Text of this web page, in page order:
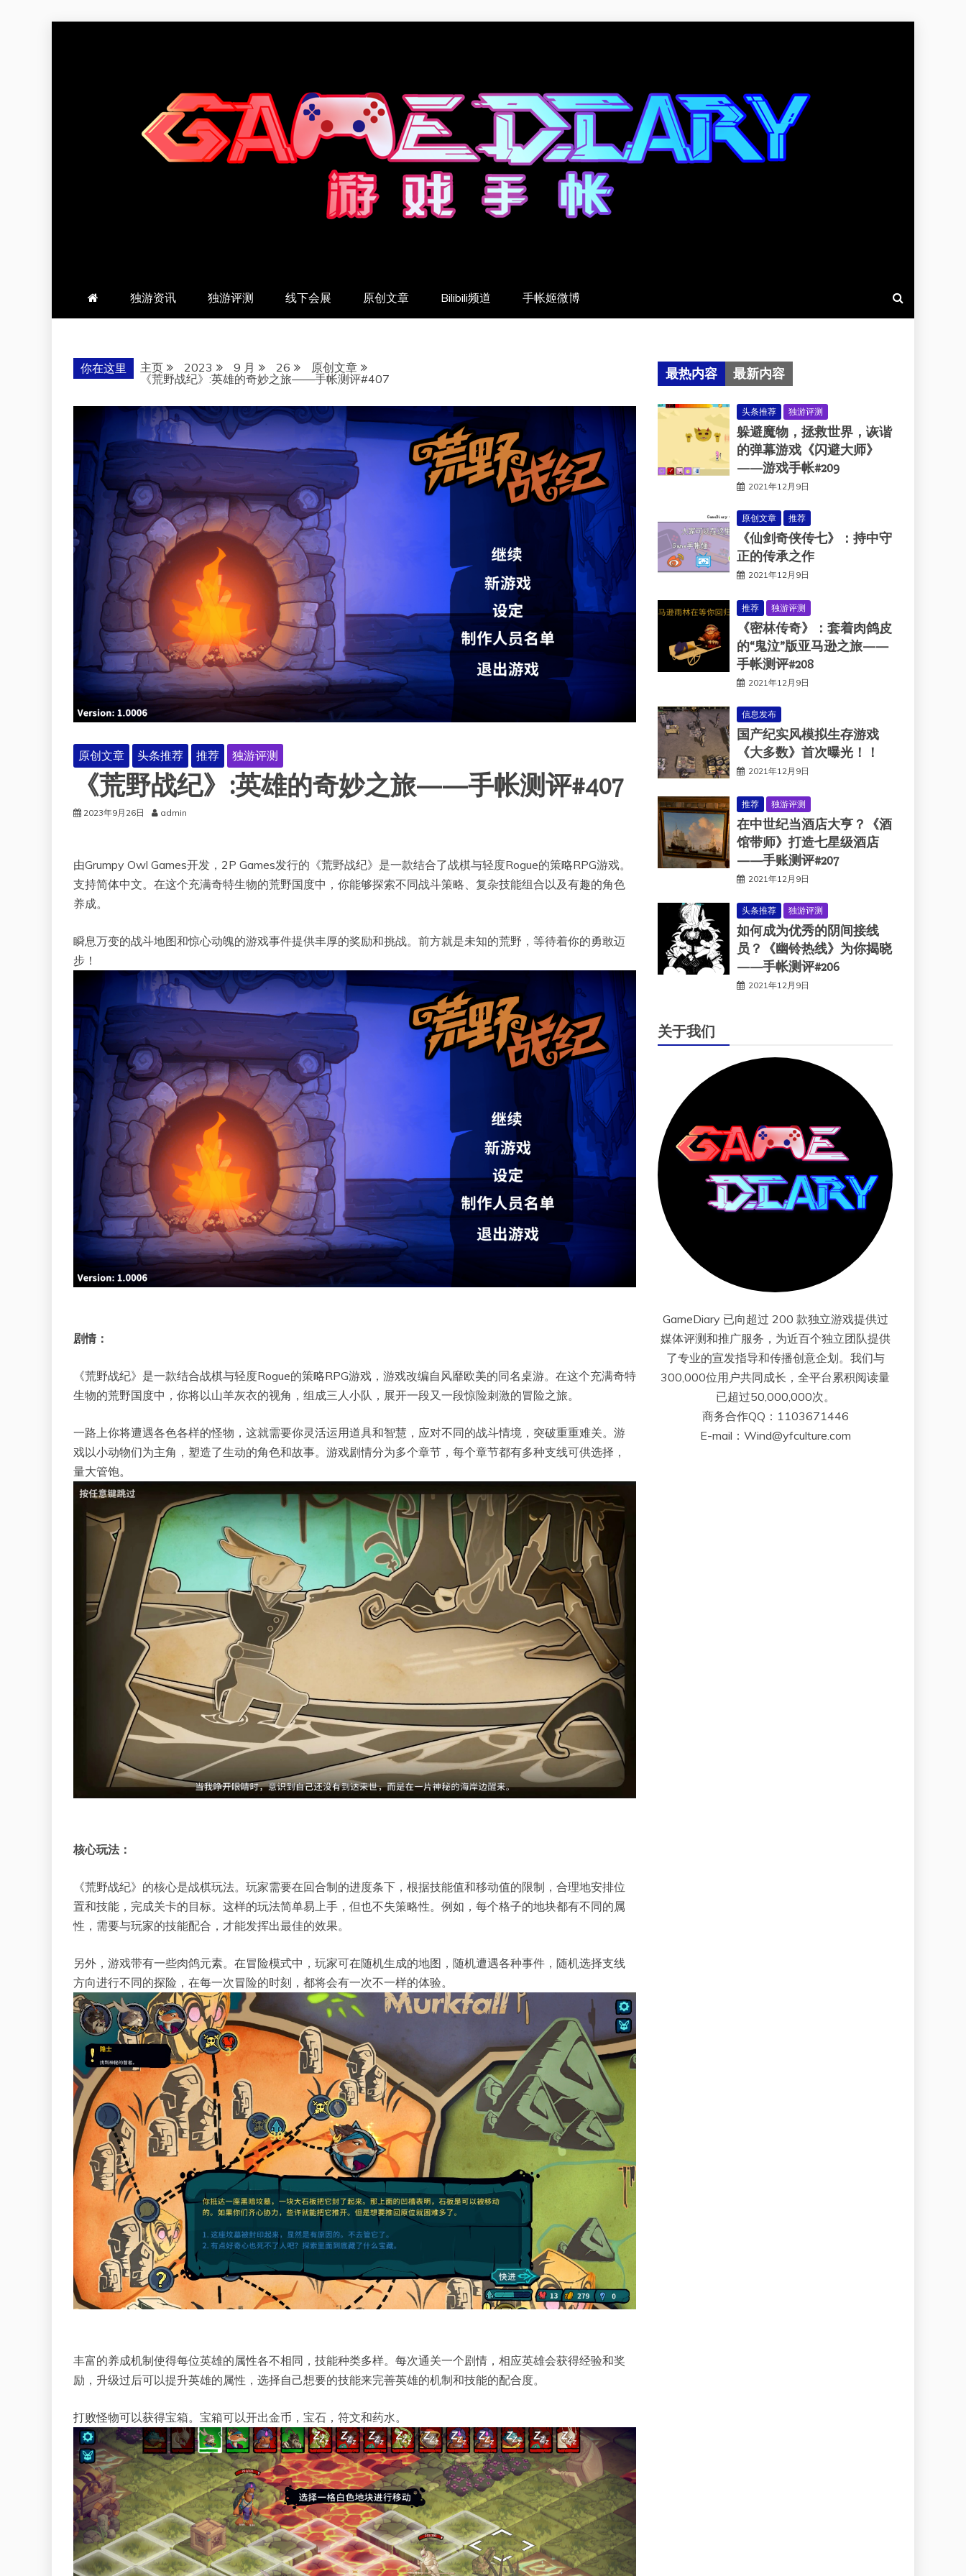
羽风手帐姬
独游资讯 独游评测 线下会展 原创文章 Bilibili频道 手帐姬微博
你在这里 主页 2023 9 月 26
原创文章
《荒野战纪》:英雄的奇妙之旅——手帐测评#407
原创文章 头条推荐 推荐 独游评测
《荒野战纪》:英雄的奇妙之旅——手帐测评#407
2023年9月26日 admin
由Grumpy Owl Games开发，2P Games发行的《荒野战纪》是一款结合了战棋与轻度Rogue的策略RPG游戏。
支持简体中文。在这个充满奇特生物的荒野国度中，你能够探索不同战斗策略、复杂技能组合以及有趣的角色
养成。
瞬息万变的战斗地图和惊心动魄的游戏事件提供丰厚的奖励和挑战。前方就是未知的荒野，等待着你的勇敢迈
步！
剧情：
《荒野战纪》是一款结合战棋与轻度Rogue的策略RPG游戏，游戏改编自风靡欧美的同名桌游。在这个充满奇特
生物的荒野国度中，你将以山羊灰衣的视角，组成三人小队，展开一段又一段惊险刺激的冒险之旅。
一路上你将遭遇各色各样的怪物，这就需要你灵活运用道具和智慧，应对不同的战斗情境，突破重重难关。游
戏以小动物们为主角，塑造了生动的角色和故事。游戏剧情分为多个章节，每个章节都有多种支线可供选择，
量大管饱。
核心玩法：
《荒野战纪》的核心是战棋玩法。玩家需要在回合制的进度条下，根据技能值和移动值的限制，合理地安排位
置和技能，完成关卡的目标。这样的玩法简单易上手，但也不失策略性。例如，每个格子的地块都有不同的属
性，需要与玩家的技能配合，才能发挥出最佳的效果。
另外，游戏带有一些肉鸽元素。在冒险模式中，玩家可在随机生成的地图，随机遭遇各种事件，随机选择支线
方向进行不同的探险，在每一次冒险的时刻，都将会有一次不一样的体验。
丰富的养成机制使得每位英雄的属性各不相同，技能种类多样。每次通关一个剧情，相应英雄会获得经验和奖
励，升级过后可以提升英雄的属性，选择自己想要的技能来完善英雄的机制和技能的配合度。
打败怪物可以获得宝箱。宝箱可以开出金币，宝石，符文和药水。
最热内容 最新内容
头条推荐 独游评测
躲避魔物，拯救世界，诙谐
的弹幕游戏《闪避大师》
——游戏手帐#209
2021年12月9日
原创文章 推荐
《仙剑奇侠传七》：持中守
正的传承之作
2021年12月9日
推荐 独游评测
《密林传奇》：套着肉鸽皮
的“鬼泣”版亚马逊之旅——
手帐测评#208
2021年12月9日
信息发布
国产纪实风模拟生存游戏
《大多数》首次曝光！！
2021年12月9日
推荐 独游评测
在中世纪当酒店大亨？《酒
馆带师》打造七星级酒店
——手账测评#207
2021年12月9日
头条推荐 独游评测
如何成为优秀的阴间接线
员？《幽铃热线》为你揭晓
——手帐测评#206
2021年12月9日
关于我们
GameDiary 已向超过 200 款独立游戏提供过
媒体评测和推广服务，为近百个独立团队提供
了专业的宣发指导和传播创意企划。我们与
300,000位用户共同成长，全平台累积阅读量
已超过50,000,000次。
商务合作QQ：1103671446
E-mail：Wind@yfculture.com